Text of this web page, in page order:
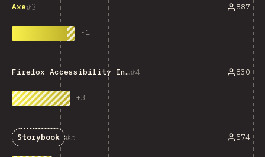
3
Axe
-1
887
4
Firefox Accessibility Inspector
+3
830
5
Storybook 574